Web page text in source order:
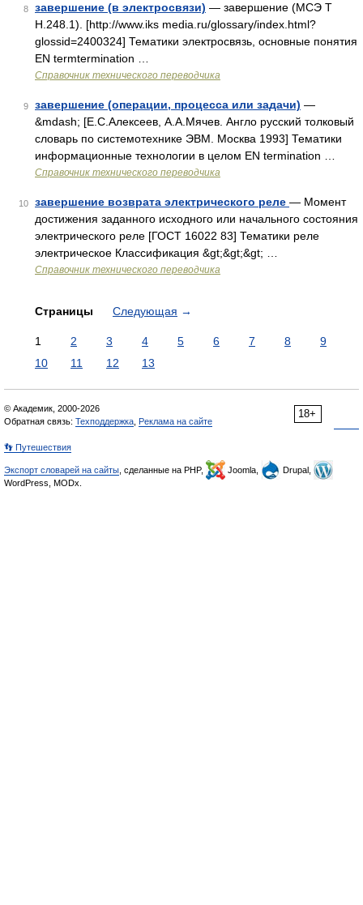
8 завершение (в электросвязи) — завершение (МСЭ Т
Н.248.1). [http://www.iks media.ru/glossary/index.html?
glossid=2400324] Тематики электросвязь, основные понятия
EN termtermination …
Справочник технического переводчика
9 завершение (операции, процесса или задачи) —
&mdash; [Е.С.Алексеев, А.А.Мячев. Англо русский толковый
словарь по системотехнике ЭВМ. Москва 1993] Тематики
информационные технологии в целом EN termination …
Справочник технического переводчика
10 завершение возврата электрического реле — Момент
достижения заданного исходного или начального состояния
электрического реле [ГОСТ 16022 83] Тематики реле
электрическое Классификация &gt;&gt;&gt; …
Справочник технического переводчика
Страницы Следующая →
1 2 3 4 5 6 7 8
9
10
11 12 13
18+
© Академик, 2000-2026
Обратная связь: Техподдержка Реклама на сайте
👣 Путешествия
Экспорт словарей на сайты , сделанные на PHP, Joomla,
Drupal,
WordPress, MODx.